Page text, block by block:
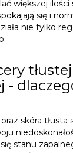
większej
się i
nie tylko
-
skóra tłusta
stanu